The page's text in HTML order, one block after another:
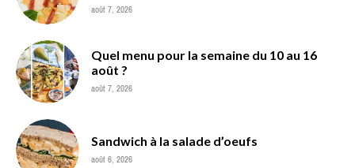
août 7, 2026
Quel menu pour la semaine du 10 au 16
août ?
août 7, 2026
Sandwich à la salade d’oeufs
août 6, 2026